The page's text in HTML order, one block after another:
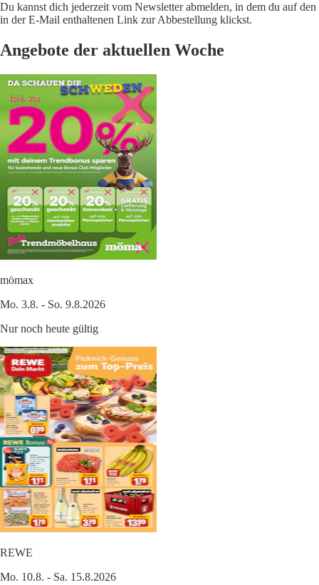
Du kannst dich jederzeit vom Newsletter abmelden, in dem du auf den
in der E-Mail enthaltenen Link zur Abbestellung klickst.
Angebote der aktuellen Woche
mömax
Mo. 3.8. - So. 9.8.2026
Nur noch heute gültig
REWE
Mo. 10.8. - Sa. 15.8.2026